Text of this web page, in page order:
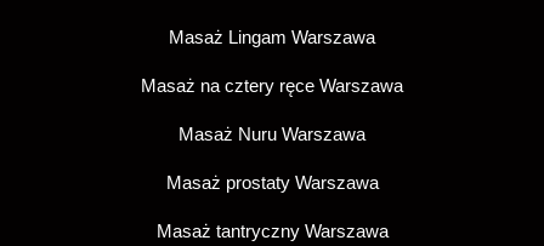
Masaż Lingam Warszawa
Masaż na cztery ręce Warszawa
Masaż Nuru Warszawa
Masaż prostaty Warszawa
Masaż tantryczny Warszawa